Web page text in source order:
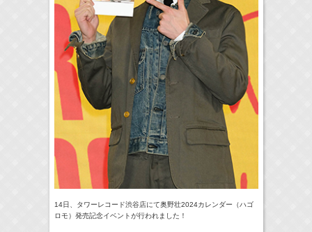
> More
14日、タワーレコード渋谷店にて奥野壮2024カレンダー（ハゴ
ロモ）発売記念イベントが行われました！